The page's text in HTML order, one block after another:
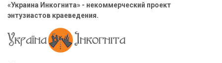
«Украина Инкогнита» - некоммерческий проект
энтузиастов краеведения.